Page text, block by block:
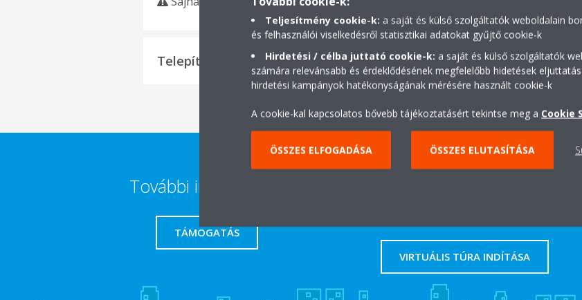
Telepítési kézikönyv
További információk
TÁMOGATÁS
VIRTUÁLIS TÚRA INDÍTÁSA
Teljesítmény cookie-k: a saját és külső szolgáltatók weboldalain
és felhasználói viselkedésről statisztikai adatokat gyűjtő cookie-k
Hirdetési / célba juttató cookie-k: a saját és külső szolgáltatók
számára relevánsabb és érdeklődésének megfelelőbb hidetések
hirdetési kampányok hatékonyságának mérésére használt cookie-k
A cookie-kal kapcsolatos bővebb tájékoztatásért tekintse meg a Cookie
ÖSSZES ELFOGADÁSA ÖSSZES ELUTASÍTÁSA